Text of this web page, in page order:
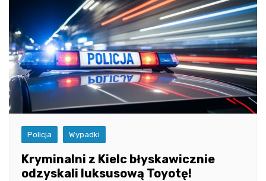
Policja Wypadki
Kryminalni z Kielc błyskawicznie
odzyskali luksusową Toyotę!